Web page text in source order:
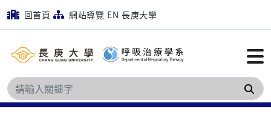
回首頁 網站導覽 EN 長庚大學
搜